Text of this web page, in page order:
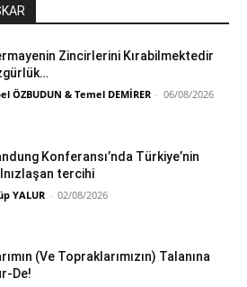
Zincirlerini Kırabilmektedir
ÖZBUDUN & Temel DEMİRER - 06/08/2026
Konferansı’nda Türkiye’nin
tercihi
YALUR - 02/08/2026
(Ve Topraklarımızın) Talanına
De!